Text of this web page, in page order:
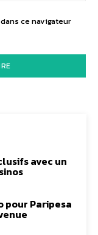
ce navigateur
avec un
pour Paripesa